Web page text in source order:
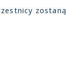
zostaną